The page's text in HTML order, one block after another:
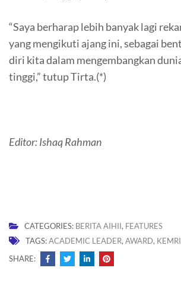
“Saya berharap lebih banyak lagi
yang mengikuti ajang ini, sebagai
diri kita dalam mengembangkan
tinggi,” tutup Tirta.(*)
Editor: Ishaq Rahman
CATEGORIES: BERITA AIHII, FEATURES
TAGS:ACADEMIC LEADER, AWARD,
SHARE: